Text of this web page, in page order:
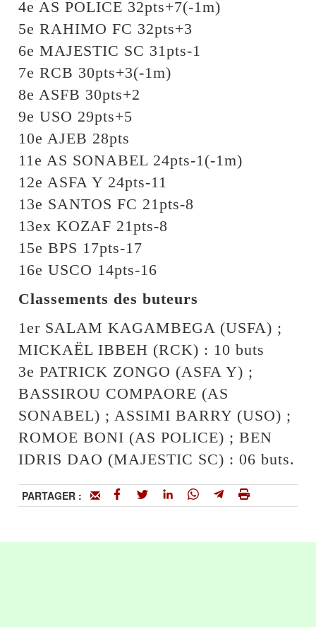
4e AS POLICE 32pts+7(-1m)
5e RAHIMO FC 32pts+3
6e MAJESTIC SC 31pts-1
7e RCB 30pts+3(-1m)
8e ASFB 30pts+2
9e USO 29pts+5
10e AJEB 28pts
11e AS SONABEL 24pts-1(-1m)
12e ASFA Y 24pts-11
13e SANTOS FC 21pts-8
13ex KOZAF 21pts-8
15e BPS 17pts-17
16e USCO 14pts-16
Classements des buteurs
1er SALAM KAGAMBEGA (USFA) ;
MICKAËL IBBEH (RCK) : 10 buts
3e PATRICK ZONGO (ASFA Y) ;
BASSIROU COMPAORE (AS
SONABEL) ; ASSIMI BARRY (USO) ;
ROMOE BONI (AS POLICE) ; BEN
IDRIS DAO (MAJESTIC SC) : 06 buts.
PARTAGER :